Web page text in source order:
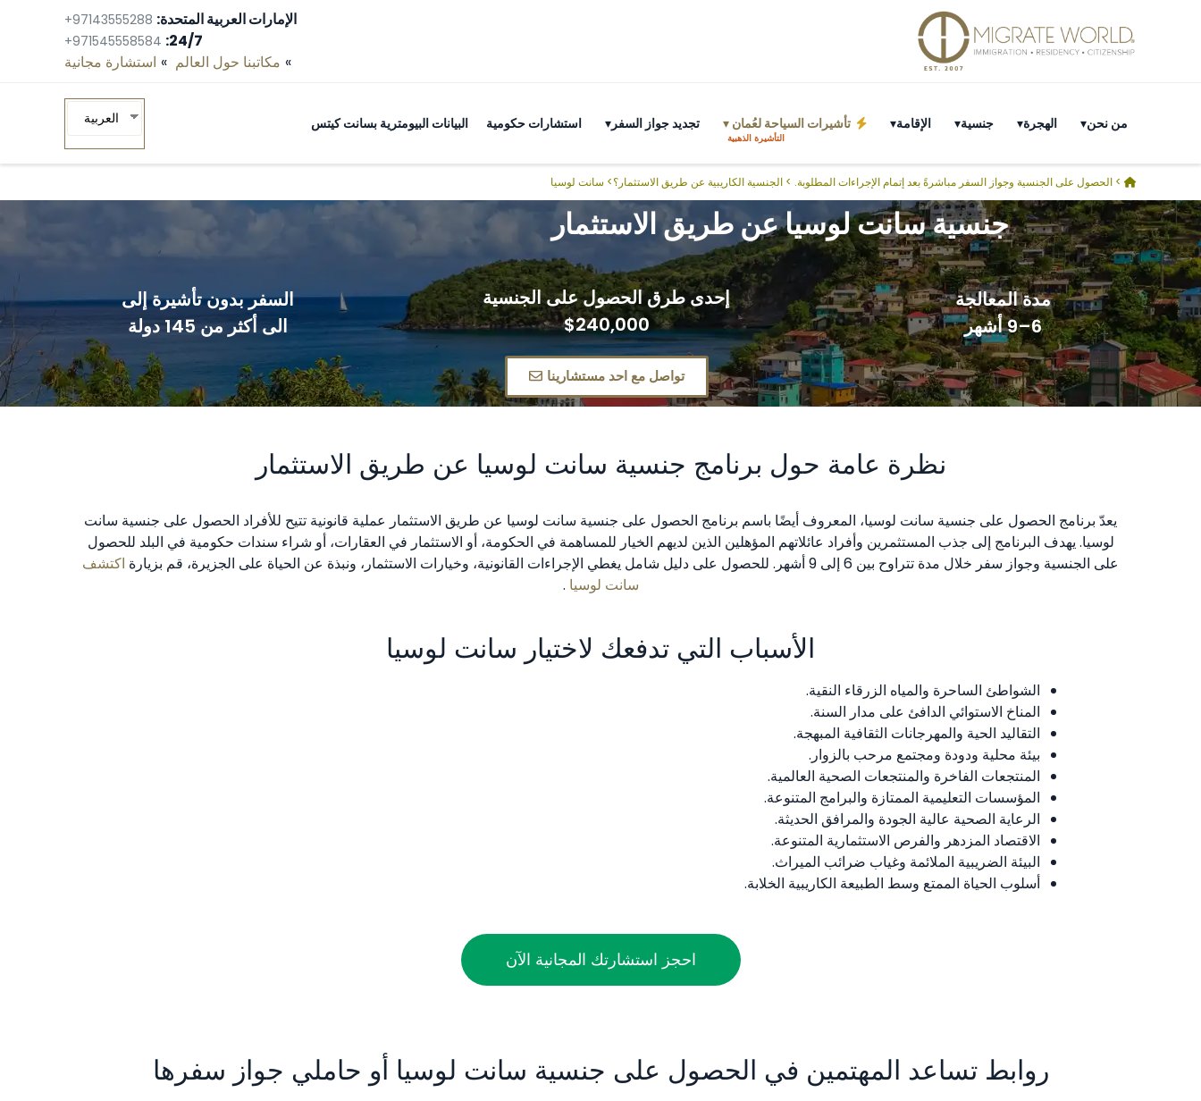
الإمارات العربية المتحدة: +97143555288
24/7:
+971545558584
مكاتبنا حول العالم استشارة مجانية‎
من نحن الهجرة جنسية الإقامة تأشيرات السياحة لعُمان
التأشيرة الذهبية
تجديد جواز السفر استشارات حكومية البيانات البيومترية بسانت كيتس العربية
> الحصول على الجنسية وجواز السفر مباشرةً بعد إتمام الإجراءات المطلوبة. > الجنسية الكاريبية عن طريق الاستثمار؟> سانت لوسيا
جنسية سانت لوسيا عن طريق الاستثمار
مدة المعالجة
6–9 أشهر
إحدى طرق الحصول على الجنسية
$240,000
تواصل مع احد مستشارينا
السفر بدون تأشيرة إلى
الى أكثر من 145 دولة
نظرة عامة حول برنامج جنسية سانت لوسيا عن طريق الاستثمار
يعدّ برنامج الحصول على جنسية سانت لوسيا، المعروف أيضًا باسم برنامج الحصول على جنسية سانت لوسيا عن طريق الاستثمار عملية قانونية تتيح للأفراد الحصول على جنسية سانت
لوسيا. يهدف البرنامج إلى جذب المستثمرين وأفراد عائلاتهم المؤهلين الذين لديهم الخيار للمساهمة في الحكومة، أو الاستثمار في العقارات، أو شراء سندات حكومية في البلد للحصول
على الجنسية وجواز سفر خلال مدة تتراوح بين 6 إلى 9 أشهر. للحصول على دليل شامل يغطي الإجراءات القانونية، وخيارات الاستثمار، ونبذة عن الحياة على الجزيرة، قم بزيارة
اكتشف
سانت لوسيا .
الأسباب التي تدفعك لاختيار سانت لوسيا
الشواطئ الساحرة والمياه الزرقاء النقية.
المناخ الاستوائي الدافئ على مدار السنة.
التقاليد الحية والمهرجانات الثقافية المبهجة.
بيئة محلية ودودة ومجتمع مرحب بالزوار.
المنتجعات الفاخرة والمنتجعات الصحية العالمية.
المؤسسات التعليمية الممتازة والبرامج المتنوعة.
الرعاية الصحية عالية الجودة والمرافق الحديثة.
الاقتصاد المزدهر والفرص الاستثمارية المتنوعة.
البيئة الضريبية الملائمة وغياب ضرائب الميراث.
أسلوب الحياة الممتع وسط الطبيعة الكاريبية الخلابة.
احجز استشارتك المجانية الآن
روابط تساعد المهتمين في الحصول على جنسية سانت لوسيا أو حاملي جواز سفرها